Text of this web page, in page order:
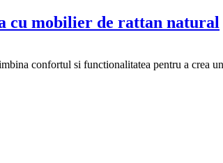
cu mobilier de rattan natural
confortul si functionalitatea pentru a crea